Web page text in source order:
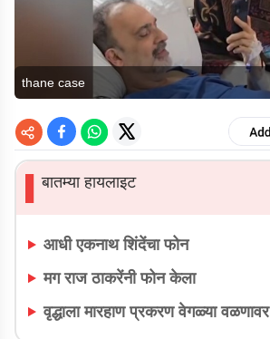
thane case
▌बातम्या हायलाइट
आधी एकनाथ शिंदेंचा फोन
मग राज ठाकरेंनी फोन केला
वृद्धाला मारहाण प्रकरण वेगळ्या वळणावर